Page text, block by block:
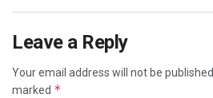
Leave a Reply
Your email address will not be published.
marked *